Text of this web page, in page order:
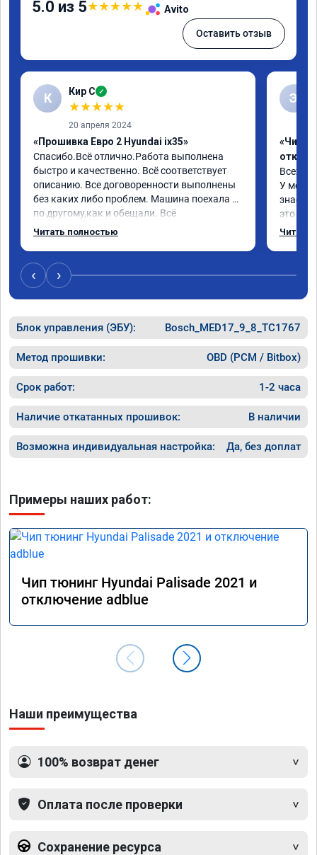
5.0 из 5★★★★★ Avito
Оставить отзыв
К Кир С ✓
★★★★★
20 апреля 2024
«Прошивка Евро 2 Hyundai ix35»
Спасибо.Всё отлично.Работа выполнена
быстро и качественно. Всё соответствует
описанию. Все договоренности выполнены
без каких либо проблем. Машина поехала
по другому,как и обещали. Всё
понравилось. Рекомендую данную
Читать полностью
Э
«Чип
Всех
У меня
знает
это
газов,
как
Машина
ничего
сразу.
В
пути!
Читать
‹ ›
Блок управления (ЭБУ): Bosch_MED17_9_8_TC1767
Метод прошивки: OBD (PCM / Bitbox)
Срок работ: 1-2 часа
Наличие откатанных прошивок: В наличии
Возможна индивидуальная настройка: Да, без доплат
Примеры наших работ:
Чип тюнинг Hyundai Palisade 2021 и
отключение adblue
Наши преимущества
100% возврат денег
Оплата после проверки
Сохранение ресурса